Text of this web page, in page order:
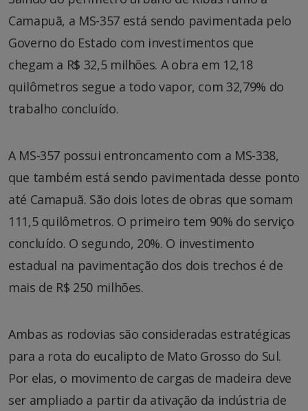
Camapuã, a MS-357 está sendo pavimentada pelo
Governo do Estado com investimentos que
chegam a R$ 32,5 milhões. A obra em 12,18
quilômetros segue a todo vapor, com 32,79% do
trabalho concluído.
A MS-357 possui entroncamento com a MS-338,
que também está sendo pavimentada desse ponto
até Camapuã. São dois lotes de obras que somam
111,5 quilômetros. O primeiro tem 90% do serviço
concluído. O segundo, 20%. O investimento
estadual na pavimentação dos dois trechos é de
mais de R$ 250 milhões.
Ambas as rodovias são consideradas estratégicas
para a rota do eucalipto de Mato Grosso do Sul.
Por elas, o movimento de cargas de madeira deve
ser ampliado a partir da ativação da indústria de